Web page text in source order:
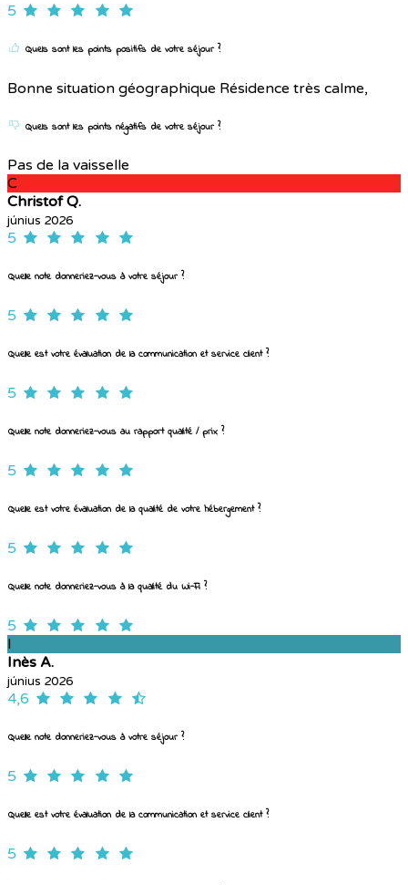
5
Quels sont les points positifs de votre séjour ?
Bonne situation géographique Résidence très calme,
Quels sont les points négatifs de votre séjour ?
Pas de la vaisselle
C
Christof Q.
június 2026
5
Quelle note donneriez-vous à votre séjour ?
5
Quelle est votre évaluation de la communication et service client ?
5
Quelle note donneriez-vous au rapport qualité / prix ?
5
Quelle est votre évaluation de la qualité de votre hébergement ?
5
Quelle note donneriez-vous à la qualité du Wi-Fi ?
5
I
Inès A.
június 2026
4,6
Quelle note donneriez-vous à votre séjour ?
5
Quelle est votre évaluation de la communication et service client ?
5